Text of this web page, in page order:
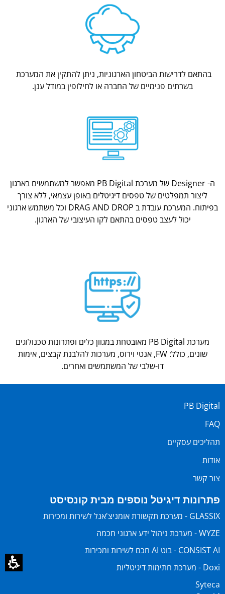
בהתאם לדרישות הביטחון הארגוניות, ניתן להתקין את המערכת
בשרתים פנימיים של החברה או לחילופין במודל ענן.
ה- Designer של מערכת PB Digital מאפשר למשתמשים בארגון
ליצור תמפלטים של טפסים דיגיטלים באופן עצמאי, ללא צורך
בפיתוח. המערכת עובדת ב DRAG AND DROP וכל משתמש ארגוני
יכול לעצב טפסים בהתאם לקו העיצובי של הארגון.
מערכת PB Digital מאובטחת במגוון כלים ופתרונות טכנולוגים
שונים, כולל: FW, אנטי וירוס, מערכות להלבנת קבצים, אימות
דו-שלבי של המשתמשים ואחרים.
PB Digital
FAQ
תהליכים עסקיים
אודות
צור קשר
פתרונות דיגיטל נוספים מבית קונסיסט
GLASSIX - מערכת תקשורת אומניצ'אנל לשירות ומכירות
WYZE - מערכת ניהול ידע ארגוני חכמה
CONSIST AI - בוט AI חכם לשירות ומכירות
Doxi - מערכת חתימות דיגיטליות
Syteca